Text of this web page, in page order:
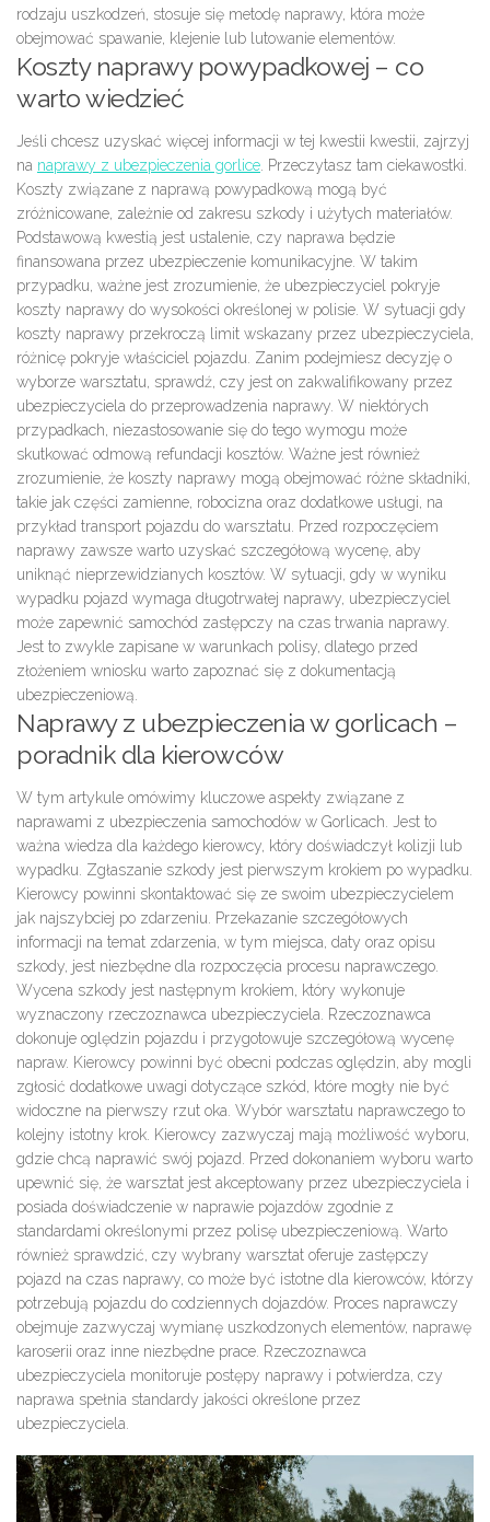
rodzaju uszkodzeń, stosuje się metodę naprawy , która może
obejmować spawanie klejenie lub lutowanie elementów.
Koszty naprawy powypadkowej – co
warto wiedzieć
Jeśli chcesz uzyskać więcej informacji w tej kwestii kwestii, zajrzyj
na naprawy z ubezpieczenia gorlice . Przeczytasz tam ciekawostki.
Koszty związane z naprawą powypadkową mogą być
zróżnicowane, zależnie od zakresu szkody i użytych materiałów.
Podstawową kwestią jest ustalenie, czy naprawa będzie
finansowana przez ubezpieczenie komunikacyjne . W takim
przypadku, ważne jest zrozumienie, że ubezpieczyciel pokryje
koszty naprawy do wysokości określonej w polisie. W sytuacji gdy
koszty naprawy przekroczą limit wskazany przez ubezpieczyciela,
różnicę pokryje właściciel pojazdu. Zanim podejmiesz decyzję o
wyborze warsztatu, sprawdź, czy jest on zakwalifikowany przez
ubezpieczyciela do przeprowadzenia naprawy. W niektórych
przypadkach, niezastosowanie się do tego wymogu może
skutkować odmową refundacji kosztów. Ważne jest również
zrozumienie, że koszty naprawy mogą obejmować różne składniki
takie jak części zamienne, robocizna oraz dodatkowe usługi, na
przykład transport pojazdu do warsztatu. Przed rozpoczęciem
naprawy zawsze warto uzyskać szczegółową wycenę, aby
uniknąć nieprzewidzianych kosztów. W sytuacji, gdy w wyniku
wypadku pojazd wymaga długotrwałej naprawy, ubezpieczyciel
może zapewnić samochód zastępczy na czas trwania naprawy.
Jest to zwykle zapisane w warunkach polisy, dlatego przed
złożeniem wniosku warto zapoznać się z dokumentacją
ubezpieczeniową
Naprawy z ubezpieczenia w gorlicach –
poradnik dla kierowców
W tym artykule omówimy kluczowe aspekty związane z
naprawami z ubezpieczenia samochodów w Gorlicach. Jest to
ważna wiedza dla każdego kierowcy, który doświadczył kolizji lub
wypadku. Zgłaszanie szkody jest pierwszym krokiem po wypadku.
Kierowcy powinni skontaktować się ze swoim ubezpieczycielem
jak najszybciej po zdarzeniu. Przekazanie szczegółowych
informacji na temat zdarzenia, w tym miejsca, daty oraz opisu
szkody, jest niezbędne dla rozpoczęcia procesu naprawczego
Wycena szkody jest następnym krokiem, który wykonuje
wyznaczony rzeczoznawca ubezpieczyciela. Rzeczoznawca
dokonuje oględzin pojazdu i przygotowuje szczegółową wycenę
napraw. Kierowcy powinni być obecni podczas oględzin, aby mogli
zgłosić dodatkowe uwagi dotyczące szkód, które mogły nie być
widoczne na pierwszy rzut oka. Wybór warsztatu naprawczego to
kolejny istotny krok. Kierowcy zazwyczaj mają możliwość wyboru,
gdzie chcą naprawić swój pojazd. Przed dokonaniem wyboru warto
upewnić się, że warsztat jest akceptowany przez ubezpieczyciela i
posiada doświadczenie w naprawie pojazdów zgodnie z
standardami określonymi przez polisę ubezpieczeniową . Warto
również sprawdzić, czy wybrany warsztat oferuje zastępczy
pojazd na czas naprawy, co może być istotne dla kierowców, którzy
potrzebują pojazdu do codziennych dojazdów. Proces naprawczy
obejmuje zazwyczaj wymianę uszkodzonych elementów, naprawę
karoserii oraz inne niezbędne prace. Rzeczoznawca
ubezpieczyciela monitoruje postępy naprawy i potwierdza, czy
naprawa spełnia standardy jakości określone przez
ubezpieczyciela.